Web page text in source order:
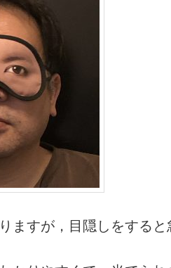
ますが，目隠しをする